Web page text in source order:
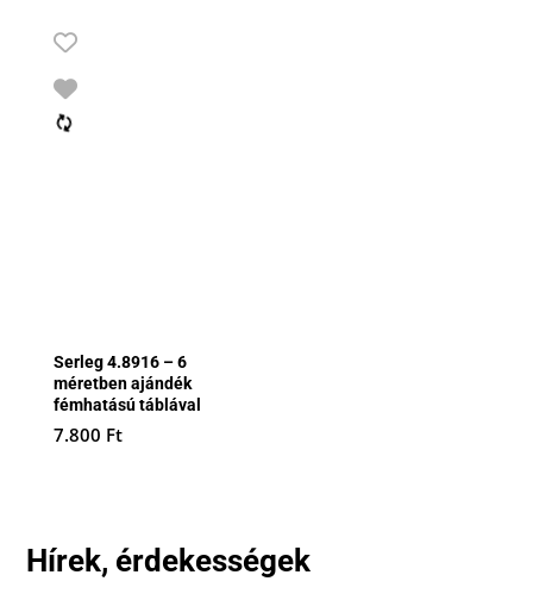
Serleg 4.8916 – 6
méretben ajándék
fémhatású táblával
7.800 Ft
Hírek, érdekességek